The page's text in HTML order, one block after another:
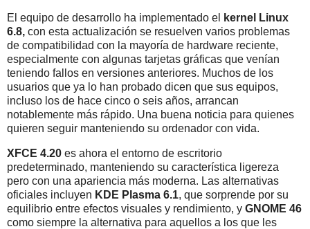
El equipo de desarrollo ha implementado el
kernel Linux
6.8, con esta actualización se resuelven varios problemas
de compatibilidad con la mayoría de hardware reciente,
especialmente con algunas tarjetas gráficas que venían
teniendo fallos en versiones anteriores. Muchos de los
usuarios que ya lo han probado dicen que sus equipos,
incluso los de hace cinco o seis años, arrancan
notablemente más rápido. Una buena noticia para quienes
quieren seguir manteniendo su ordenador con vida.
XFCE 4.20 es ahora el entorno de escritorio
predeterminado, manteniendo su característica ligereza
pero con una apariencia más moderna. Las alternativas
oficiales incluyen KDE Plasma 6.1, que sorprende por su
equilibrio entre efectos visuales y rendimiento, y GNOME 46
como siempre la alternativa para aquellos a los que les